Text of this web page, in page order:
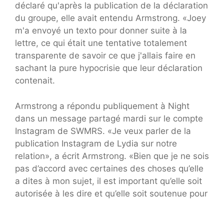
déclaré qu'après la publication de la déclaration
du groupe, elle avait entendu Armstrong. «Joey
m'a envoyé un texto pour donner suite à la
lettre, ce qui était une tentative totalement
transparente de savoir ce que j'allais faire en
sachant la pure hypocrisie que leur déclaration
contenait.
Armstrong a répondu publiquement à Night
dans un message partagé mardi sur le compte
Instagram de SWMRS. «Je veux parler de la
publication Instagram de Lydia sur notre
relation», a écrit Armstrong. «Bien que je ne sois
pas d’accord avec certaines des choses qu’elle
a dites à mon sujet, il est important qu’elle soit
autorisée à les dire et qu’elle soit soutenue pour